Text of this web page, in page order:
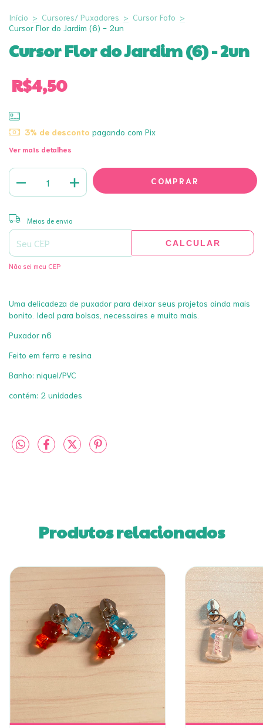
Início > Cursores/ Puxadores > Cursor Fofo >
Cursor Flor do Jardim (6) - 2un
Cursor Flor do Jardim (6) - 2un
R$4,50
3% de desconto pagando com Pix
Ver mais detalhes
Entregas para o CEP:
Meios de envio
CALCULAR
Não sei meu CEP
Uma delicadeza de puxador para deixar seus projetos ainda mais
bonito. Ideal para bolsas, necessaires e muito mais.
Puxador n6
Feito em ferro e resina
Banho: niquel/PVC
contém: 2 unidades
Produtos relacionados